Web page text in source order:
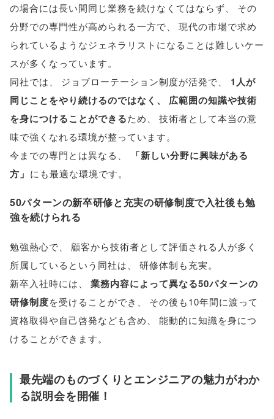
の場合には長い間同じ業務を続けなくてはならず
その
分野での専門性が高められる一方で
現代の市場で求め
られているようなジェネラリストになることは難しいケー
スが多くなっています。
同社では
ジョブローテーション制度が活発で
1人が
同じことをやり続けるのではなく 、
広範囲の知識や技術
を身につけることができるため
技術者として本当の意
味で強くなれる環境が整っています。
今までの専門とは異なる
「新しい分野に興味がある
方 」 にも最適な環境です。
50パターンの新卒研修と充実の研修制度で入社後も勉
強を続けられる
勉強熱心で、
顧客から技術者として評価される人が多く
所属しているという同社は、 研修体制も充実。
新卒入社時には、
業務内容によって異なる50パターンの
研修制度を受けることができ 、
その後も10年間に渡って
資格取得や自己啓発なども含め、
能動的に知識を身につ
けることができます。
最先端のものづくりとエンジニアの魅力がわか
る説明会を開催！